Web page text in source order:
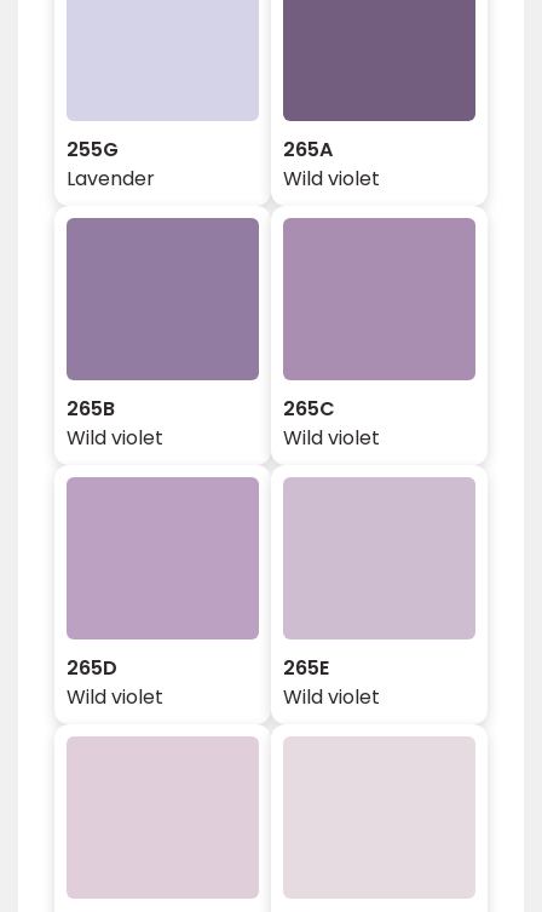
255G
Lavender
265A
Wild violet
265B
Wild violet
265C
Wild violet
265D
Wild violet
265E
Wild violet